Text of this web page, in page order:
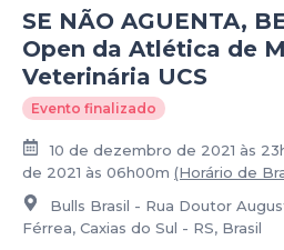
SE NÃO AGUENTA,
Open da Atlética de
Veterinária UCS
Evento finalizado
10 de dezembro de 2021 às
de 2021 às 06h00m (Horário de
Bulls Brasil - Rua Doutor
Férrea, Caxias do Sul - RS, Brasil